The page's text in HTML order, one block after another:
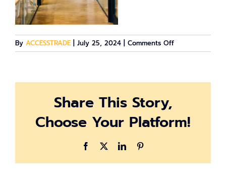
By ACCESSTRADE July 25, 2024 Comments Offon
179
Share This Story,
Choose Your Platform!
Facebook LinkedIn